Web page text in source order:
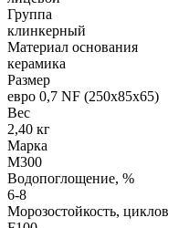
Группа
клинкерный
Материал основания
керамика
Размер
евро 0,7 NF (250х85х65)
Вес
2,40 кг
Марка
М300
Водопоглощение, %
6-8
Морозостойкость, циклов